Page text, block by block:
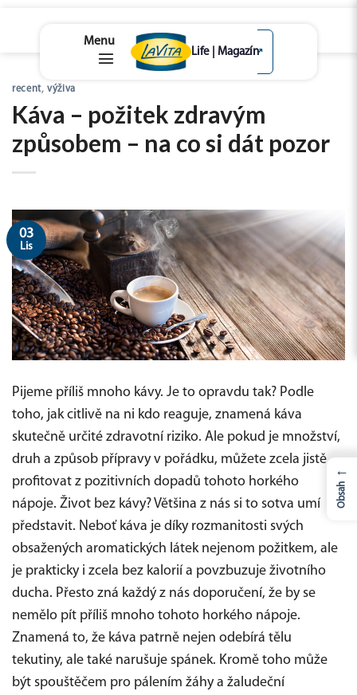
content
lavita.cz
↗
recent,výživa
Káva – požitek zdravým
způsobem – na co si dát pozor
03
Lis
Pijeme příliš mnoho kávy. Je to opravdu tak? Podle
toho, jak citlivě na ni kdo reaguje, znamená káva
skutečně určité zdravotní riziko. Ale pokud je množství,
druh a způsob přípravy v pořádku, můžete zcela jistě
profitovat z pozitivních dopadů tohoto horkého
nápoje. Život bez kávy? Většina z nás si to sotva umí
představit. Neboť káva je díky rozmanitosti svých
obsažených aromatických látek nejenom požitkem, ale
je prakticky i zcela bez kalorií a povzbuzuje životního
ducha. Přesto zná každý z nás doporučení, že by se
nemělo pít příliš mnoho tohoto horkého nápoje.
Znamená to, že káva patrně nejen odebírá tělu
tekutiny, ale také narušuje spánek. Kromě toho může
být spouštěčem pro pálením žáhy a žaludeční
←
Obsah